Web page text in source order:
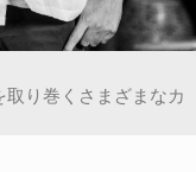
り巻くさまざまなカ